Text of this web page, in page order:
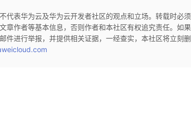
代表华为云及华为云开发者社区的观点和立场。转载时必须
章作者等基本信息，否则作者和本社区有权追究责任。如果
件进行举报，并提供相关证据，一经查实，本社区将立刻删